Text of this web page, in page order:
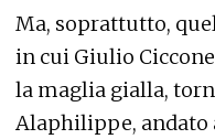
Ma, soprattutto,
in cui Giulio
la maglia gialla,
Alaphilippe, andato